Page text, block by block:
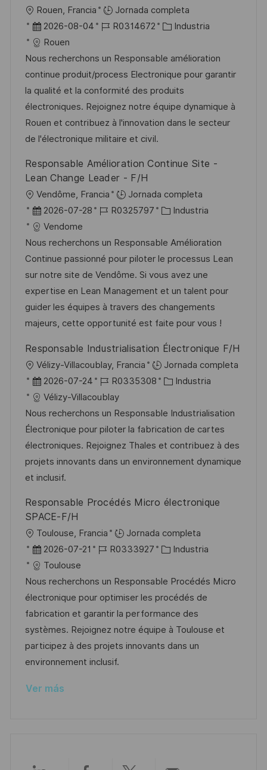
c
a
U
b
c
a
c
i
ó
n
Rouen, Francia
Jornada completa
F
e
c
h
a
d
e
p
b
c
a
n
2026-08-04
I
d
e
e
m
p
l
o
R0314672
C
t
e
g
o
r
Industria
Rouen
Nous recherchons un Responsable amélioration
continue produit/process Electronique pour garantir
la qualité et la conformité des produits
électroniques. Rejoignez notre équipe dynamique à
Rouen et contribuez à l'innovation dans le secteur
de l'électronique militaire et civil.
Responsable Amélioration Continue Site -
Lean Change Leader - F/H
U
b
c
a
c
i
ó
n
Vendôme, Francia
Jornada completa
F
e
c
h
a
d
e
p
b
l
i
c
a
c
i
ó
n
2026-07-28
I
d
e
e
m
p
l
o
R0325797
C
t
e
g
o
r
í
Industria
Vendome
Nous recherchons un Responsable Amélioration
Continue passionné pour piloter le processus Lean
sur notre site de Vendôme. Si vous avez une
expertise en Lean Management et un talent pour
guider les équipes à travers des changements
majeurs, cette opportunité est faite pour vous !
Responsable Industrialisation Électronique F/H
U
b
c
a
c
i
ó
Vélizy-Villacoublay, Francia
Jornada completa
F
e
c
h
a
d
e
u
i
c
ó
2026-07-24
I
D
d
e
e
m
e
R0335308
C
t
e
g
o
a
Industria
Vélizy-Villacoublay
Nous recherchons un Responsable Industrialisation
Électronique pour piloter la fabrication de cartes
électroniques. Rejoignez Thales et contribuez à des
projets innovants dans un environnement dynamique
et inclusif.
Responsable Procédés Micro électronique
SPACE-F/H
U
b
c
a
c
i
ó
n
Toulouse, Francia
Jornada completa
F
e
c
h
a
d
e
p
b
2026-07-21
I
d
e
e
m
p
l
R0333927
C
t
e
g
o
r
Industria
Toulouse
Nous recherchons un Responsable Procédés Micro
électronique pour optimiser les procédés de
fabrication et garantir la performance des
systèmes. Rejoignez notre équipe à Toulouse et
participez à des projets innovants dans un
environnement inclusif.
Ver más